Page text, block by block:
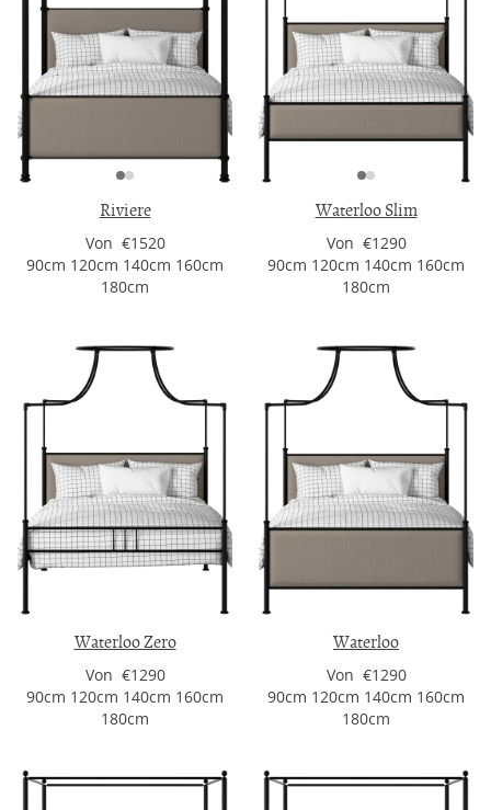
Riviere
Von €1520
90cm 120cm 140cm 160cm
180cm
Waterloo Slim
Von €1290
90cm 120cm 140cm 160cm
180cm
Waterloo Zero
Von €1290
90cm 120cm 140cm 160cm
180cm
Waterloo
Von €1290
90cm 120cm 140cm 160cm
180cm